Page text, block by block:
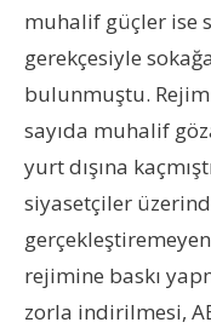
muhalif güçler ise
gerekçesiyle
bulunmuştu.
sayıda muhalif
yurt dışına
siyasetçiler
rejimine baskı
zorla indirilmesi,